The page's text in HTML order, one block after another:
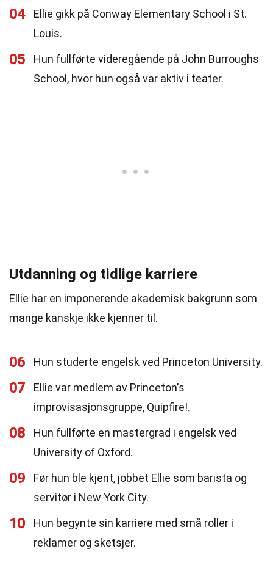
04
Ellie gikk på Conway Elementary School i St.
Louis.
05
Hun fullførte videregående på John Burroughs
School, hvor hun også var aktiv i teater.
Utdanning og tidlige karriere
Ellie har en imponerende akademisk bakgrunn som
mange kanskje ikke kjenner til.
06 Hun studerte engelsk ved Princeton University.
07
Ellie var medlem av Princeton's
improvisasjonsgruppe, Quipfire!.
08
Hun fullførte en mastergrad i engelsk ved
University of Oxford.
09
Før hun ble kjent, jobbet Ellie som barista og
servitør i New York City.
10
Hun begynte sin karriere med små roller i
reklamer og sketsjer.